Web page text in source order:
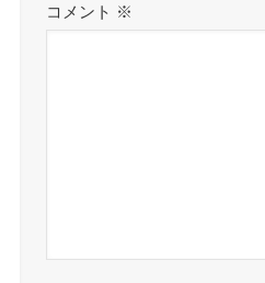
コメント ※